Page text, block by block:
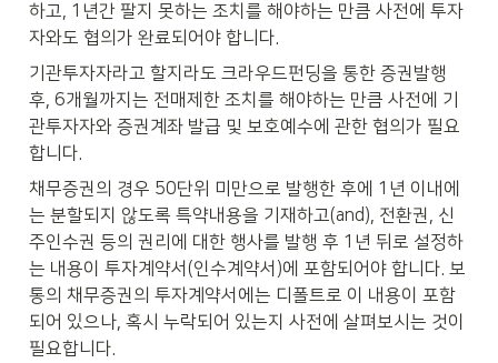
하고, 1년간 팔지 못하는 조치를 해야하는 만큼 사전에 투자
자와도 협의가 완료되어야 합니다.
기관투자자라고 할지라도 크라우드펀딩을 통한 증권발행
후, 6개월까지는 전매제한 조치를 해야하는 만큼 사전에 기
관투자자와 증권계좌 발급 및 보호예수에 관한 협의가 필요
합니다.
채무증권의 경우 50단위 미만으로 발행한 후에 1년 이내에
는 분할되지 않도록 특약내용을 기재하고(and), 전환권, 신
주인수권 등의 권리에 대한 행사를 발행 후 1년 뒤로 설정하
는 내용이 투자계약서(인수계약서)에 포함되어야 합니다. 보
통의 채무증권의 투자계약서에는 디폴트로 이 내용이 포함
되어 있으나, 혹시 누락되어 있는지 사전에 살펴보시는 것이
필요합니다.